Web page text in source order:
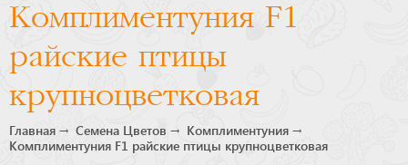
компании
Комплиментуния F1
райские птицы
крупноцветковая
Главная Семена Цветов
Комплиментуния
Комплиментуния F1 райские птицы крупноцветковая